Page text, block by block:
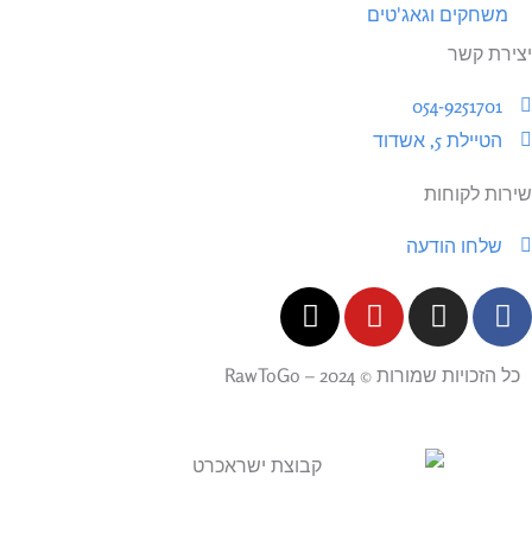
משחקים וגאג'טים
יצירת קשר
054-9251701
הטיילת 5, אשדוד
שירות לקוחות
שלחו הודעה
F
a
c
e
I
n
t
g
r
Y
o
t
X
-
w
t
כל הזכויות שמורות © 2024 – RawToGo